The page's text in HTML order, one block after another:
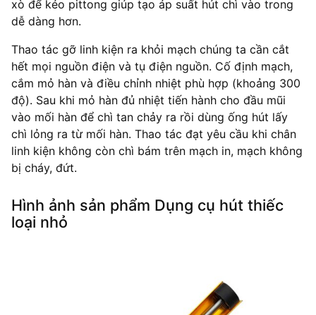
xò để kéo pittong giúp tạo áp suất hút chì vào trong
dễ dàng hơn.
Thao tác gỡ linh kiện ra khỏi mạch chúng ta cần cắt
hết mọi nguồn điện và tụ điện nguồn. Cố định mạch,
cắm mỏ hàn và điều chỉnh nhiệt phù hợp (khoảng 300
độ). Sau khi mỏ hàn đủ nhiệt tiến hành cho đầu mũi
vào mối hàn để chì tan chảy ra rồi dùng ống hút lấy
chì lỏng ra từ mối hàn. Thao tác đạt yêu cầu khi chân
linh kiện không còn chì bám trên mạch in, mạch không
bị cháy, đứt.
Hình ảnh sản phẩm Dụng cụ hút thiếc
loại nhỏ